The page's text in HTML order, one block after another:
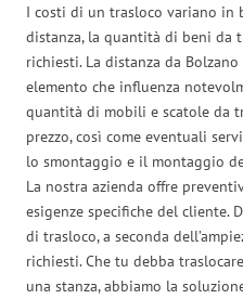
I costi di un trasloco variano in
distanza, la quantità di beni da
richiesti. La distanza da Bolzano
elemento che influenza
quantità di mobili e scatole da
prezzo, così come eventuali
lo smontaggio e il montaggio
La nostra azienda offre
esigenze specifiche del cliente.
di trasloco, a seconda
richiesti. Che tu debba
una stanza, abbiamo la